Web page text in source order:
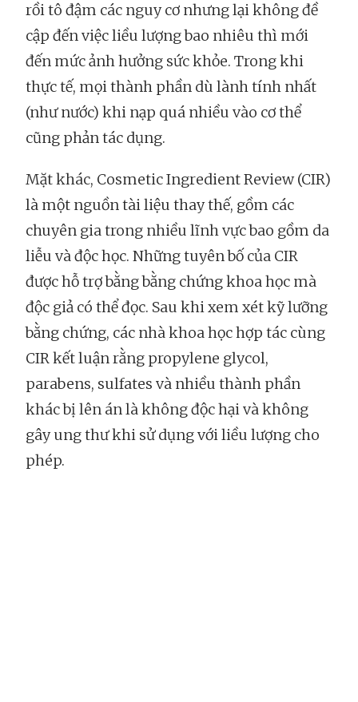
rồi tô đậm các nguy cơ nhưng lại không đề
cập đến việc liều lượng bao nhiêu thì mới
đến mức ảnh hưởng sức khỏe. Trong khi
thực tế, mọi thành phần dù lành tính nhất
(như nước) khi nạp quá nhiều vào cơ thể
cũng phản tác dụng.
Mặt khác, Cosmetic Ingredient Review (CIR)
là một nguồn tài liệu thay thế, gồm các
chuyên gia trong nhiều lĩnh vực bao gồm da
liễu và độc học. Những tuyên bố của CIR
được hỗ trợ bằng bằng chứng khoa học mà
độc giả có thể đọc. Sau khi xem xét kỹ lưỡng
bằng chứng, các nhà khoa học hợp tác cùng
CIR kết luận rằng propylene glycol,
parabens, sulfates và nhiều thành phần
khác bị lên án là không độc hại và không
gây ung thư khi sử dụng với liều lượng cho
phép.